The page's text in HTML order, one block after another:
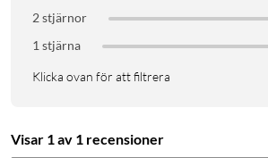
2 stjärnor
1 stjärna
Klicka ovan för att filtrera
Visar 1 av 1 recensioner